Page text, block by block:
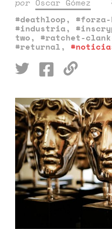
por Óscar Gómez
#deathloop,
#industria,
two, #ratchet-
#returnal,